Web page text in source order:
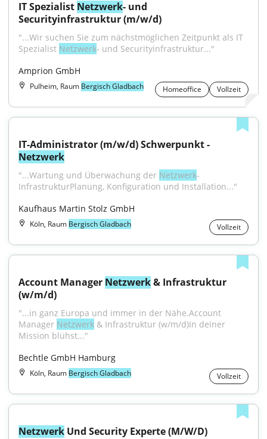
IT Spezialist Netzwerk- und
Securityinfrastruktur (m/w/d)
"...Wir suchen Sie zum nächstmöglichen Zeitpunkt als IT
Spezialist Netzwerk- und Securityinfrastruktur..."
Amprion GmbH
Pulheim, Raum Bergisch Gladbach Homeoffice Vollzeit
Netzwerk
"...Wartung und Überwachung der Netzwerk-
InfrastrukturPlanung, Konfiguration und Installation..."
Kaufhaus Martin Stolz GmbH
Köln, Raum Bergisch Gladbach Vollzeit
Account Manager Netzwerk & Infrastruktur
(w/m/d)
"...in ganz Europa und immer in der Nähe.Account
Manager Netzwerk & Infrastruktur (w/m/d)In deiner
Mission blühst..."
Bechtle GmbH Hamburg
Köln, Raum Bergisch Gladbach Vollzeit
Netzwerk Und Security Experte (M/W/D)